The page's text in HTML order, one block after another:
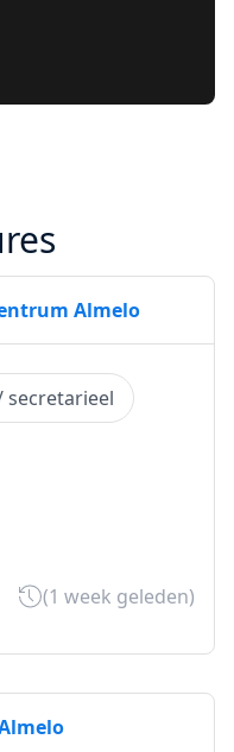
Almelo
(1 week geleden)